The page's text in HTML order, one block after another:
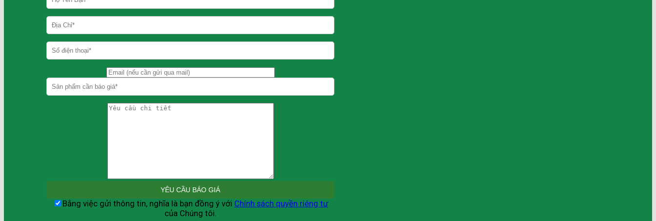
Bằng việc gửi thông tin, nghĩa là bạn đồng ý với Chính sách quyền riêng tư
của Chúng tôi.